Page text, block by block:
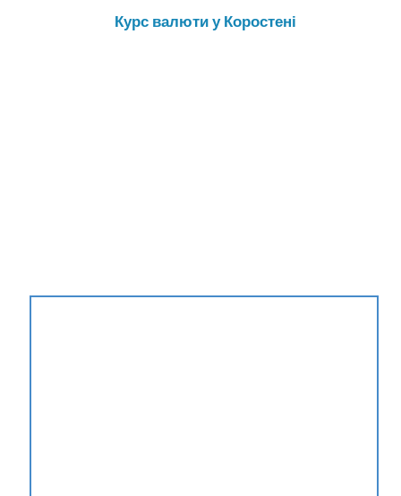
Курс валюти у Коростені